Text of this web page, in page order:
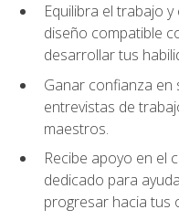
Equilibra el trabajo
diseño compatible
desarrollar tus
Ganar confianza en
entrevistas de
maestros.
Recibe apoyo en el
dedicado para
progresar hacia tus